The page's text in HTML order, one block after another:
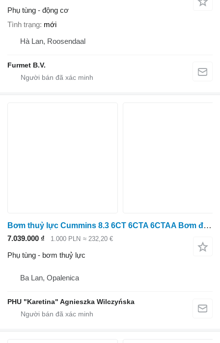
Phụ tùng - động cơ
Tình trạng mới
Hà Lan, Roosendaal
Furmet B.V.
Bơm thuỷ lực Cummins 8.3 6CT 6CTA 6CTAA Bơm định thời thủy lực
7.039.000 ₫ 1.000 PLN ≈ 232,20 €
Phụ tùng - bơm thuỷ lực
Ba Lan, Opalenica
PHU "Karetina" Agnieszka Wilczyńska